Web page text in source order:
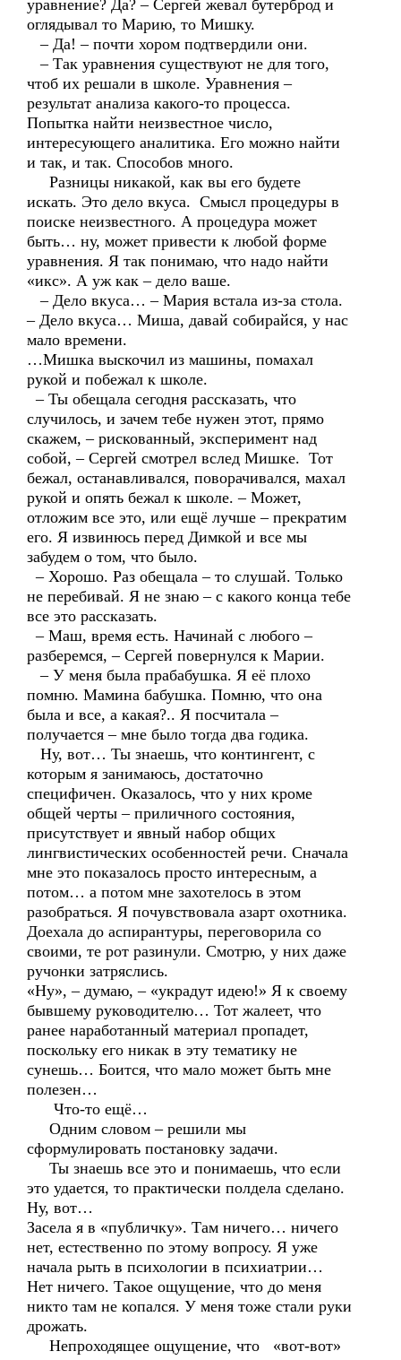
уравнение? Да? – Сергей жевал бутерброд и
оглядывал то Марию, то Мишку.
– Да! – почти хором подтвердили они.
– Так уравнения существуют не для того,
чтоб их решали в школе. Уравнения –
результат анализа какого-то процесса.
Попытка найти неизвестное число,
интересующего аналитика. Его можно найти
и так, и так. Способов много.
Разницы никакой, как вы его будете
искать. Это дело вкуса. Смысл процедуры в
поиске неизвестного. А процедура может
быть… ну, может привести к любой форме
уравнения. Я так понимаю, что надо найти
«икс». А уж как – дело ваше.
– Дело вкуса… – Мария встала из-за стола.
– Дело вкуса… Миша, давай собирайся, у нас
мало времени.
…Мишка выскочил из машины, помахал
рукой и побежал к школе.
– Ты обещала сегодня рассказать, что
случилось, и зачем тебе нужен этот, прямо
скажем, – рискованный, эксперимент над
собой, – Сергей смотрел вслед Мишке. Тот
бежал, останавливался, поворачивался, махал
рукой и опять бежал к школе. – Может,
отложим все это, или ещё лучше – прекратим
его. Я извинюсь перед Димкой и все мы
забудем о том, что было.
– Хорошо. Раз обещала – то слушай. Только
не перебивай. Я не знаю – с какого конца тебе
все это рассказать.
– Маш, время есть. Начинай с любого –
разберемся, – Сергей повернулся к Марии.
– У меня была прабабушка. Я её плохо
помню. Мамина бабушка. Помню, что она
была и все, а какая?.. Я посчитала –
получается – мне было тогда два годика.
Ну, вот… Ты знаешь, что контингент, с
которым я занимаюсь, достаточно
специфичен. Оказалось, что у них кроме
общей черты – приличного состояния,
присутствует и явный набор общих
лингвистических особенностей речи. Сначала
мне это показалось просто интересным, а
потом… а потом мне захотелось в этом
разобраться. Я почувствовала азарт охотника.
Доехала до аспирантуры, переговорила со
своими, те рот разинули. Смотрю, у них даже
ручонки затряслись.
«Ну», – думаю, – «украдут идею!» Я к своему
бывшему руководителю… Тот жалеет, что
ранее наработанный материал пропадет,
поскольку его никак в эту тематику не
сунешь… Боится, что мало может быть мне
полезен…
Что-то ещё…
Одним словом – решили мы
сформулировать постановку задачи.
Ты знаешь все это и понимаешь, что если
это удается, то практически полдела сделано.
Ну, вот…
Засела я в «публичку». Там ничего… ничего
нет, естественно по этому вопросу. Я уже
начала рыть в психологии в психиатрии…
Нет ничего. Такое ощущение, что до меня
никто там не копался. У меня тоже стали руки
дрожать.
Непроходящее ощущение, что «вот-вот»